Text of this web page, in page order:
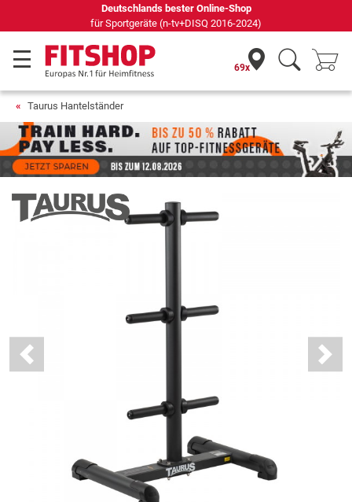
69 Fachmärkte vor Ort mit 75 eigenen Servicetechnikern
69x
Taurus Hantelständer
Previous Next